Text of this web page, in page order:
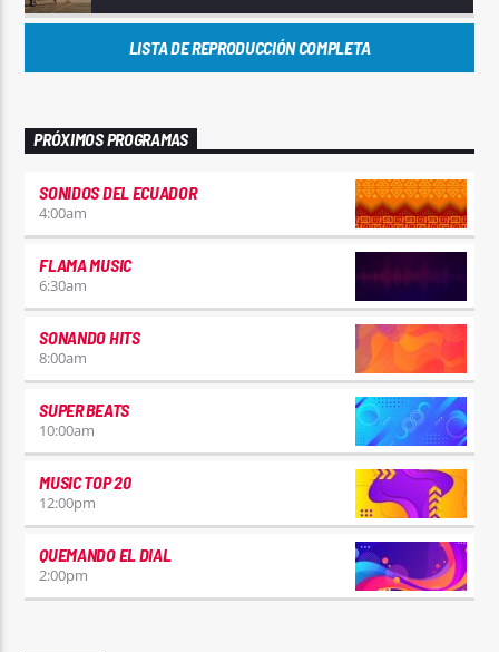
LISTA DE REPRODUCCIÓN COMPLETA
PRÓXIMOS PROGRAMAS
SONIDOS DEL ECUADOR
4:00am
FLAMA MUSIC
6:30am
SONANDO HITS
8:00am
SUPER BEATS
10:00am
MUSIC TOP 20
12:00pm
QUEMANDO EL DIAL
2:00pm